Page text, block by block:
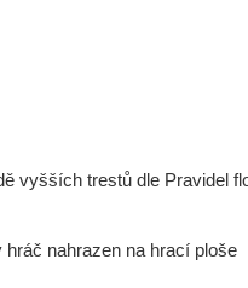
vyšších trestů dle Pravidel
nahrazen na hrací ploše